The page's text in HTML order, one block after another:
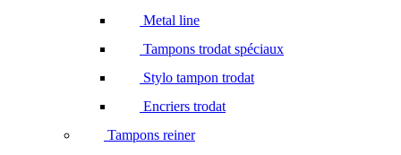
Metal line
Tampons trodat spéciaux
Stylo tampon trodat
Encriers trodat
Tampons reiner